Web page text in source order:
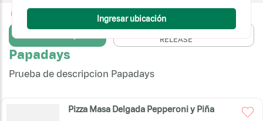
Ingresar ubicación
Pizzas prearmadas
ORDENAR POR FECHA DE
RELEASE
Papadays
Prueba de descripcion Papadays
Pizza Masa Delgada Pepperoni y Piña